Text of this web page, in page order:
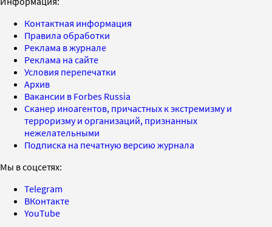
Контактная информация
Правила обработки
Реклама в журнале
Реклама на сайте
Условия перепечатки
Архив
Вакансии в Forbes Russia
Сканер иноагентов, причастных к экстремизму и
терроризму и организаций, признанных
нежелательными
Подписка на печатную версию журнала
Мы в соцсетях:
Telegram
ВКонтакте
YouTube